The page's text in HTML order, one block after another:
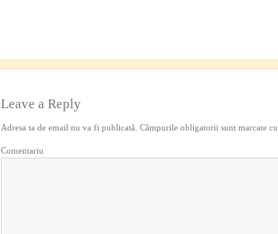
Leave a Reply
Adresa ta de email nu va fi publicată. Câmpurile obligatorii sunt marcate cu
Comentariu